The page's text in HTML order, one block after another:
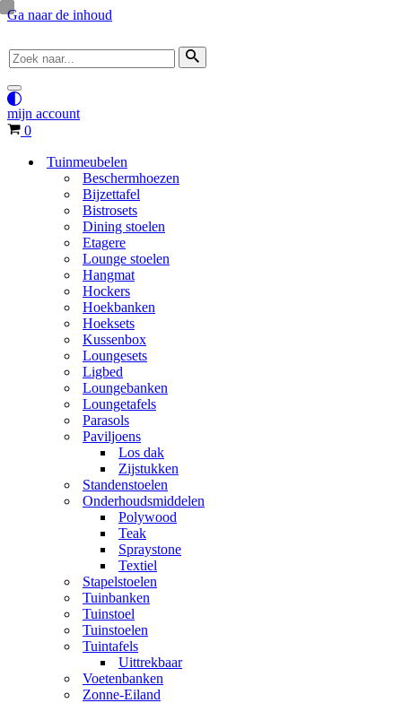
Ga naar de inhoud
Zoek
naar...
Navigatie
Menu
mijn account
Winkelwagen
0
Tuinmeubelen
Beschermhoezen
Bijzettafel
Bistrosets
Dining stoelen
Etagere
Lounge stoelen
Hangmat
Hockers
Hoekbanken
Hoeksets
Kussenbox
Loungesets
Ligbed
Loungebanken
Loungetafels
Parasols
Paviljoens
Los dak
Zijstukken
Standenstoelen
Onderhoudsmiddelen
Polywood
Teak
Spraystone
Textiel
Stapelstoelen
Tuinbanken
Tuinstoel
Tuinstoelen
Tuintafels
Uittrekbaar
Voetenbanken
Zonne-Eiland